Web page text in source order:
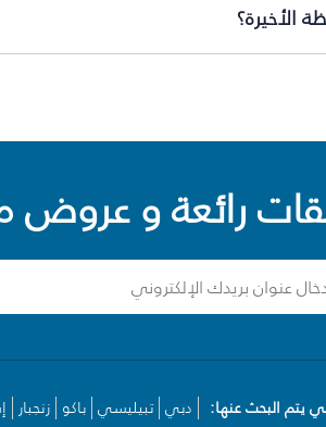
الأخيرة؟
رائعة و عروض
يتم البحث عنها: دبي تبيليسي باكو زنجبار